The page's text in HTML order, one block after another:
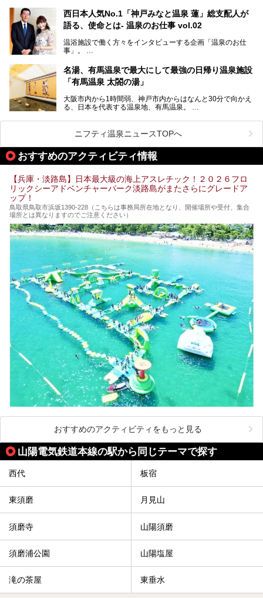
華街をはじめ、きらびやかに発展したハーバーランドなど、
人気観光スポットもめじろ押しです。
そして、温泉好きの視点から見ると、神戸市といえば何とい
湯です。そのお湯をリーズナブルに体験できる健康ランドや
スーパー銭湯があったら……。今回はそんな希望に沿う施設
きます！
西日本人気No.1「神戸みなと温泉 蓮」総支配人が
語る、使命とは- 温泉のお仕事 vol.02
温浴施設で働く方々をインタビューする企画「温泉のお仕
事」。
ング西日本1位、2年連続「ベストオブ宿泊賞」に輝いた
「神戸みなと温泉 蓮」の魅力に迫りました！
名湯、有馬温泉で最大にして最強の日帰り温泉施設
「有馬温泉 太閤の湯」
大阪市内から1時間弱、神戸市内からはなんと30分で向かえ
る、日本を代表する温泉地、有馬温泉。
有名な「金泉」と「銀泉」に加え、人工のの炭酸泉まで楽し
める、ある意味「最強」ともいえる施設です。
今回は自慢のお湯をメインにその魅力の数々を紹介します！
ニフティ温泉ニュースTOPへ
おすすめのアクティビティ情報
【兵庫・淡路島】日本最大級の海上アスレチック！２０２６フロ
リックシーアドベンチャーパーク淡路島がまたさらにグレードア
ップ！
鳥取県鳥取市浜坂1390‐228（こちらは事務局所在地となり、開催場所や受付、集合
場所とは異なりますのでご注意ください）
おすすめのアクティビティをもっと見る
山陽電気鉄道本線の駅から同じテーマで探す
西代 板宿
東須磨 月見山
須磨寺 山陽須磨
須磨浦公園 山陽塩屋
滝の茶屋 東垂水